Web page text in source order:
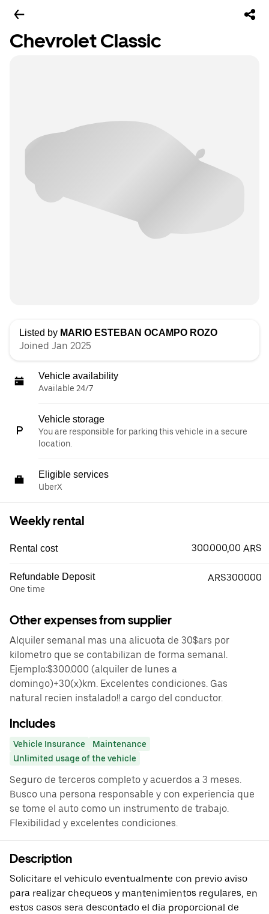
Chevrolet Classic
Listed by MARIO ESTEBAN OCAMPO ROZO
Joined Jan 2025
Vehicle availability
Available 24/7
Vehicle storage
You are responsible for parking this vehicle in a secure
location.
Eligible services
UberX
Weekly rental
Rental cost 300.000,00 ARS
Refundable Deposit
One time
ARS300000
Other expenses from supplier
Alquiler semanal mas una alicuota de 30$ars por
kilometro que se contabilizan de forma semanal.
Ejemplo:$300.000 (alquiler de lunes a
domingo)+30(x)km. Excelentes condiciones. Gas
natural recien instalado!! a cargo del conductor.
Includes
Vehicle Insurance
Maintenance
Unlimited usage of the vehicle
Seguro de terceros completo y acuerdos a 3 meses.
Busco una persona responsable y con experiencia que
se tome el auto como un instrumento de trabajo.
Flexibilidad y excelentes condiciones.
Description
Solicitare el vehiculo eventualmente con previo aviso
para realizar chequeos y mantenimientos regulares, en
estos casos sera descontado el dia proporcional de